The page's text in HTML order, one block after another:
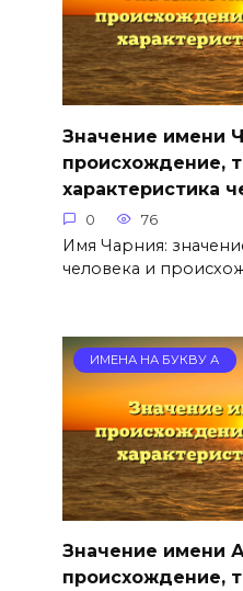
Значение имени
происхождение,
характеристика
0 76
Имя Чарния:
человека и
ИМЕНА НА БУКВУ А
Значение имени
происхождение,